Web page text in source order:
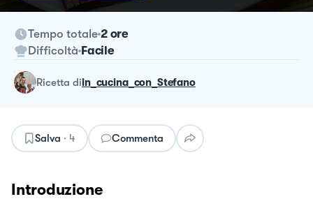
Tempo totale 2 ore
Difficoltà Facile
ricetta diin_cucina_con_Stefano
Salva · 4 Commenta
Introduzione